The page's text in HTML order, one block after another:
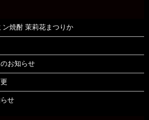
焼酎 茉莉花まつりか
お知らせ
せ